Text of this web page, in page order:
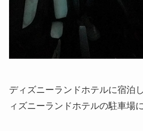
ディズニーランドホテルに宿泊
ィズニーランドホテルの駐車場に